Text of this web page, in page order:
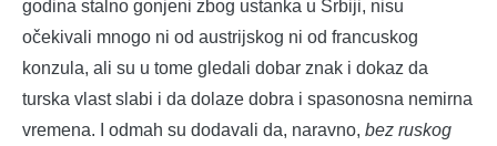
godina stalno gonjeni zbog ustanka u Srbiji, nisu
očekivali mnogo ni od austrijskog ni od francuskog
konzula, ali su u tome gledali dobar znak i dokaz da
turska vlast slabi i da dolaze dobra i spasonosna nemirna
vremena. I odmah su dodavali da, naravno, bez ruskog